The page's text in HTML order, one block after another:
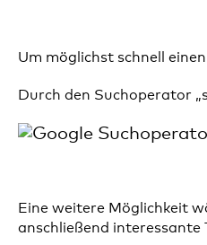
Um möglichst schnell
Durch den Suchoperator
Eine weitere Möglichkeit
anschließend interessante